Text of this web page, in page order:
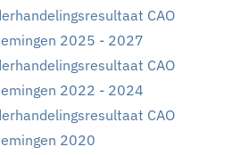
CAO
2025 - 2027
CAO
2022 - 2024
CAO
2020